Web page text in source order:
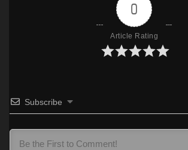
0
Article Rating
Subscribe